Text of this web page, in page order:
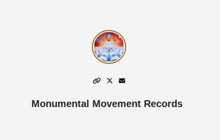
Monumental Movement Records